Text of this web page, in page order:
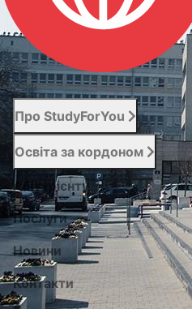
Про StudyForYou
Освіта за кордоном
Абітурієнту
Послуги
Новини
Контакти